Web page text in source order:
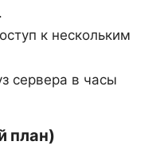
к нескольким
сервера в часы
план)